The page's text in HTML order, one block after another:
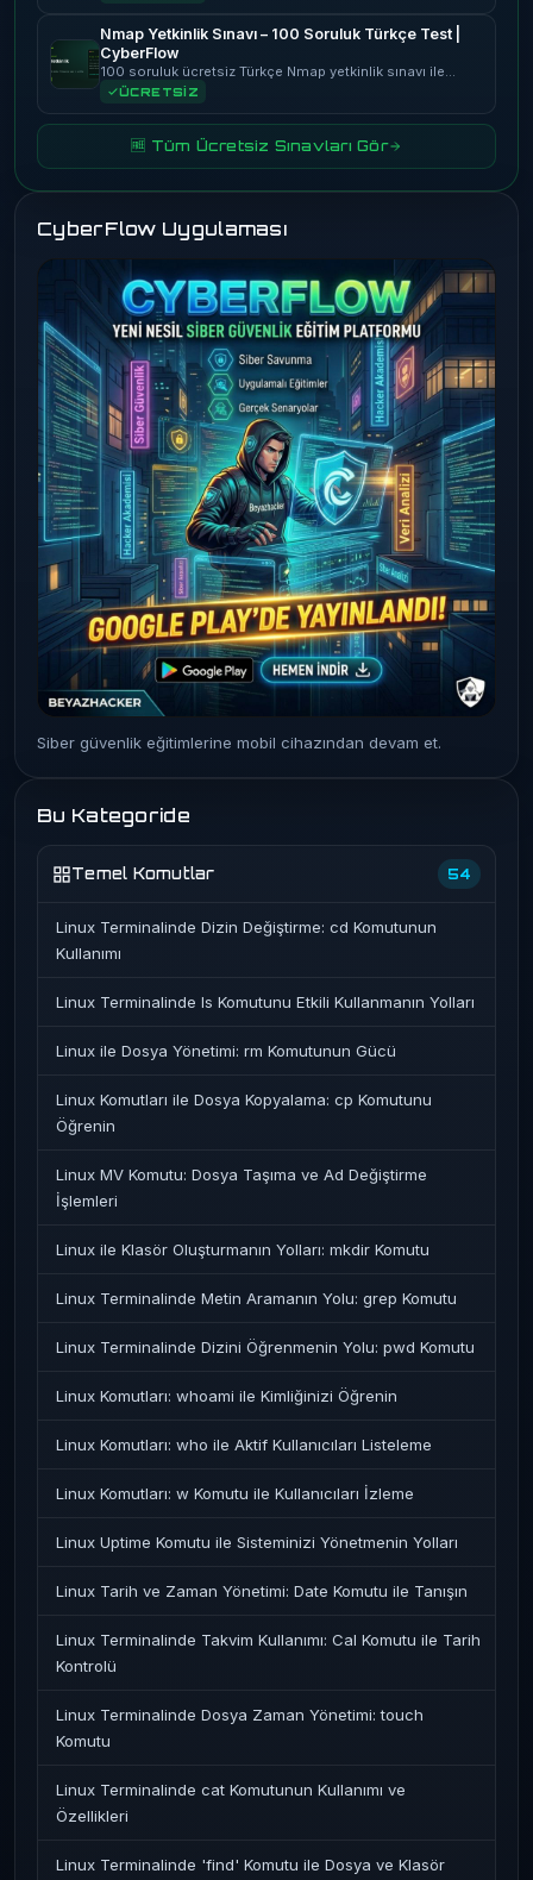
Nmap Yetkinlik Sınavı – 100 Soruluk Türkçe Test |
CyberFlow
100 soruluk ücretsiz Türkçe Nmap yetkinlik sınavı ile…
ÜCRETSİZ
🆓 Tüm Ücretsiz Sınavları Gör
CyberFlow Uygulaması
Siber güvenlik eğitimlerine mobil cihazından devam et.
Bu Kategoride
Temel Komutlar 54
Linux Terminalinde Dizin Değiştirme: cd Komutunun
Kullanımı
Linux Terminalinde ls Komutunu Etkili Kullanmanın Yolları
Linux ile Dosya Yönetimi: rm Komutunun Gücü
Linux Komutları ile Dosya Kopyalama: cp Komutunu
Öğrenin
Linux MV Komutu: Dosya Taşıma ve Ad Değiştirme
İşlemleri
Linux ile Klasör Oluşturmanın Yolları: mkdir Komutu
Linux Terminalinde Metin Aramanın Yolu: grep Komutu
Linux Terminalinde Dizini Öğrenmenin Yolu: pwd Komutu
Linux Komutları: whoami ile Kimliğinizi Öğrenin
Linux Komutları: who ile Aktif Kullanıcıları Listeleme
Linux Komutları: w Komutu ile Kullanıcıları İzleme
Linux Uptime Komutu ile Sisteminizi Yönetmenin Yolları
Linux Tarih ve Zaman Yönetimi: Date Komutu ile Tanışın
Linux Terminalinde Takvim Kullanımı: Cal Komutu ile Tarih
Kontrolü
Linux Terminalinde Dosya Zaman Yönetimi: touch
Komutu
Linux Terminalinde cat Komutunun Kullanımı ve
Özellikleri
Linux Terminalinde 'find' Komutu ile Dosya ve Klasör